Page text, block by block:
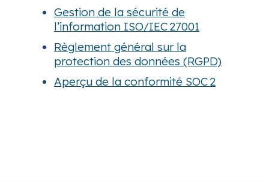
Gestion de la sécurité de
l’information ISO/IEC 27001
Règlement général sur la
protection des données (RGPD)
Aperçu de la conformité SOC 2